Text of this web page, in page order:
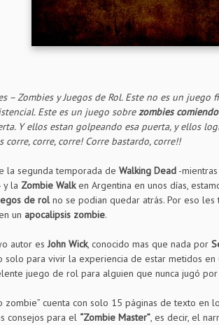
– Zombies y Juegos de Rol. Este no es un juego
Este es un juego sobrezombies
Y ellos estan golpeando esa puerta, y ellos
corre, corre, corre! Corre bastardo, corre!!
la segunda temporada de Walking Dead -
y la Zombie Walken Argentina en unos días,
de rol no se podian quedar atrás. Por eso
un apocalipsis zombie.
autor esJohn Wick, conocido mas que nada por
solo para vivir la experiencia de estar metidos
juego de rol para alguien que nunca jugó
zombie” cuenta con solo 15 páginas de texto en
consejos para el “Zombie Master”, es decir, el